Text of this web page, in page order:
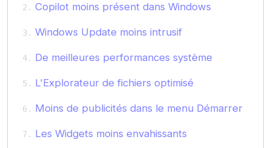
Copilot moins présent dans Windows
Windows Update moins intrusif
De meilleures performances système
L'Explorateur de fichiers optimisé
Moins de publicités dans le menu Démarrer
Les Widgets moins envahissants